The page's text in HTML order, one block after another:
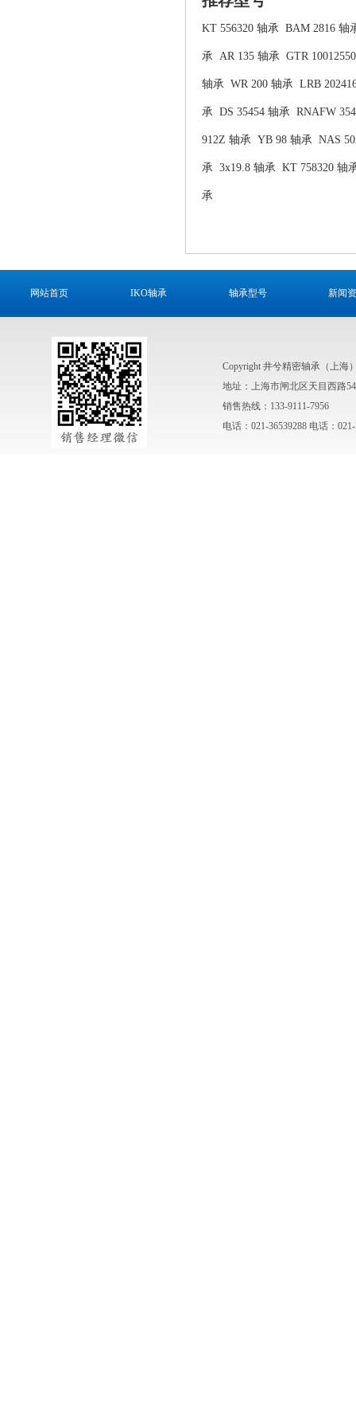
KT 556320 轴承 BAM 2816 轴
承 AR 135 轴承 GTR
轴承 WR 200 轴承 LRB
承 DS 35454 轴承 RNAFW
912Z 轴承 YB 98 轴承 NAS
承 3x19.8 轴承 KT 758320 轴
承
网站首页 IKO轴承 轴承型号 新闻
Copyright 井兮精密轴承（上海
地址：上海市闸北区天目西路
销售热线：133-9111-7956
电话：021-36539288 电话：